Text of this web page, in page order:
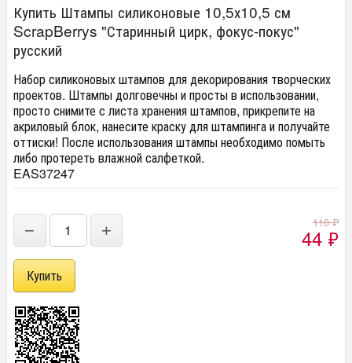
Купить Штампы силиконовые 10,5х10,5 см
ScrapBerrys "Старинный цирк, фокус-покус"
русский
Набор силиконовых штампов для декорирования творческих
проектов. Штампы долговечны и просты в использовании,
просто снимите с листа хранения штампов, прикрепите на
акриловый блок, нанесите краску для штампинга и получайте
оттиски! После использования штампы необходимо помыть
либо протереть влажной салфеткой.
EAS37247
− + 110₽
44 ₽